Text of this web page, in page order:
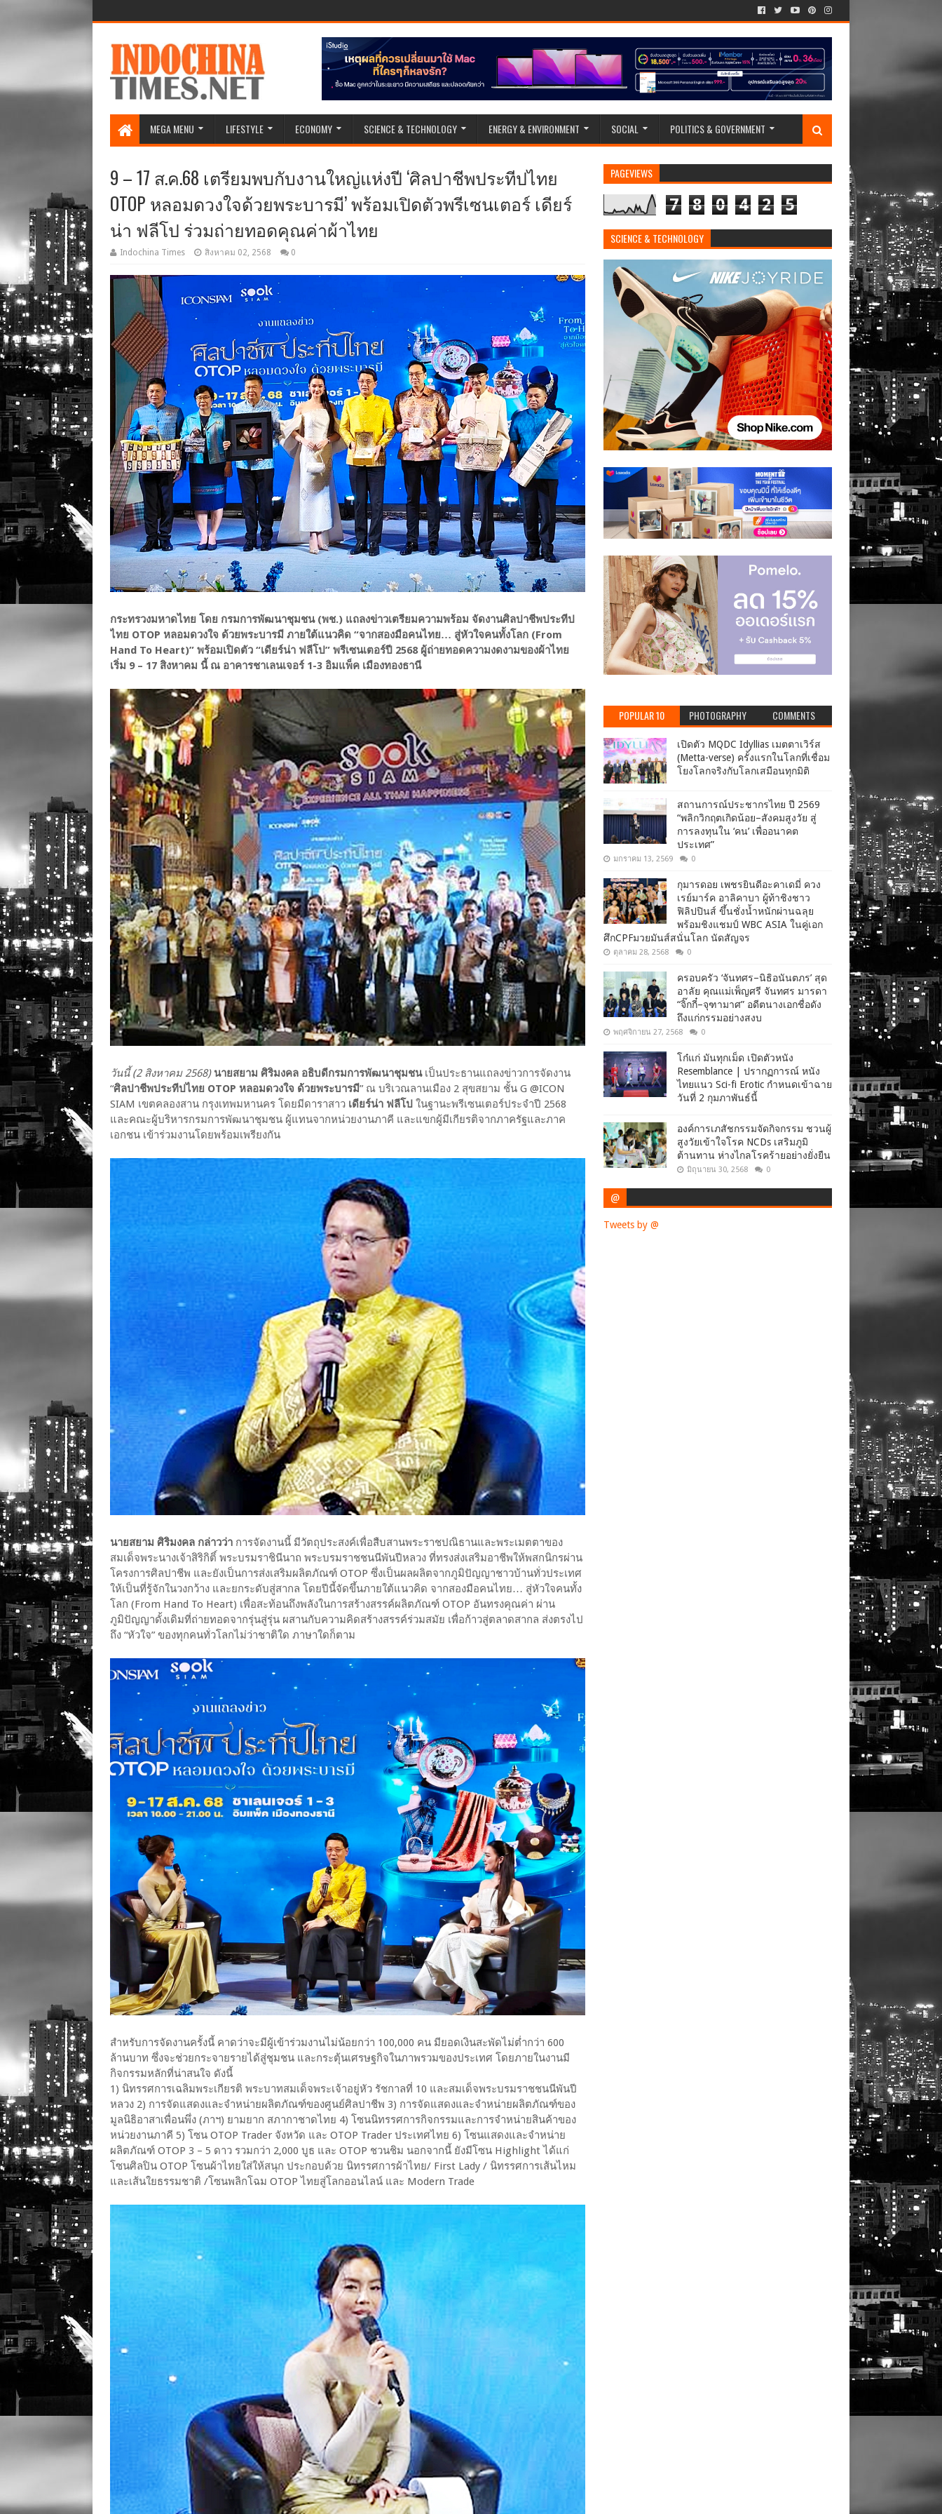
MEGA MENU LIFESTYLE ECONOMY SCIENCE & TECHNOLOGY ENERGY & ENVIRONMENT SOCIAL POLITICS & GOVERNMENT
9 – 17 ส.ค.68 เตรียมพบกับงานใหญ่แห่งปี ‘ศิลปาชีพประทีปไทย
OTOP หลอมดวงใจด้วยพระบารมี’ พร้อมเปิดตัวพรีเซนเตอร์ เดียร์
น่า ฟลีโป ร่วมถ่ายทอดคุณค่าผ้าไทย
Indochina Times สิงหาคม 02, 2568 0
กระทรวงมหาดไทย โดย กรมการพัฒนาชุมชน (พช.) แถลงข่าวเตรียมความพร้อม จัดงานศิลปาชีพประทีป
ไทย OTOP หลอมดวงใจ ด้วยพระบารมี ภายใต้แนวคิด “จากสองมือคนไทย… สู่หัวใจคนทั้งโลก (From
Hand To Heart)” พร้อมเปิดตัว “เดียร์น่า ฟลีโป” พรีเซนเตอร์ปี 2568 ผู้ถ่ายทอดความงดงามของผ้าไทย
เริ่ม 9 – 17 สิงหาคม นี้ ณ อาคารชาเลนเจอร์ 1-3 อิมแพ็ค เมืองทองธานี
วันนี้ (2 สิงหาคม 2568) นายสยาม ศิริมงคล อธิบดีกรมการพัฒนาชุมชนเป็นประธานแถลงข่าวการจัดงาน
“ศิลปาชีพประทีปไทย OTOP หลอมดวงใจ ด้วยพระบารมี” ณ บริเวณลานเมือง 2 สุขสยาม ชั้น G @ICON
SIAM เขตคลองสาน กรุงเทพมหานคร โดยมีดาราสาว เดียร์น่า ฟลีโป ในฐานะพรีเซนเตอร์ประจำปี 2568
และคณะผู้บริหารกรมการพัฒนาชุมชน ผู้แทนจากหน่วยงานภาคี และแขกผู้มีเกียรติจากภาครัฐและภาค
เอกชน เข้าร่วมงานโดยพร้อมเพรียงกัน
นายสยาม ศิริมงคล กล่าวว่า การจัดงานนี้ มีวัตถุประสงค์เพื่อสืบสานพระราชปณิธานและพระเมตตาของ
สมเด็จพระนางเจ้าสิริกิติ์ พระบรมราชินีนาถ พระบรมราชชนนีพันปีหลวง ที่ทรงส่งเสริมอาชีพให้พสกนิกรผ่าน
โครงการศิลปาชีพ และยังเป็นการส่งเสริมผลิตภัณฑ์ OTOP ซึ่งเป็นผลผลิตจากภูมิปัญญาชาวบ้านทั่วประเทศ
ให้เป็นที่รู้จักในวงกว้าง และยกระดับสู่สากล โดยปีนี้จัดขึ้นภายใต้แนวคิด จากสองมือคนไทย… สู่หัวใจคนทั้ง
โลก (From Hand To Heart) เพื่อสะท้อนถึงพลังในการสร้างสรรค์ผลิตภัณฑ์ OTOP อันทรงคุณค่า ผ่าน
ภูมิปัญญาดั้งเดิมที่ถ่ายทอดจากรุ่นสู่รุ่น ผสานกับความคิดสร้างสรรค์ร่วมสมัย เพื่อก้าวสู่ตลาดสากล ส่งตรงไป
ถึง “หัวใจ” ของทุกคนทั่วโลกไม่ว่าชาติใด ภาษาใดก็ตาม
สำหรับการจัดงานครั้งนี้ คาดว่าจะมีผู้เข้าร่วมงานไม่น้อยกว่า 100,000 คน มียอดเงินสะพัดไม่ต่ำกว่า 600
ล้านบาท ซึ่งจะช่วยกระจายรายได้สู่ชุมชน และกระตุ้นเศรษฐกิจในภาพรวมของประเทศ โดยภายในงานมี
กิจกรรมหลักที่น่าสนใจ ดังนี้
1) นิทรรศการเฉลิมพระเกียรติ พระบาทสมเด็จพระเจ้าอยู่หัว รัชกาลที่ 10 และสมเด็จพระบรมราชชนนีพันปี
หลวง 2) การจัดแสดงและจำหน่ายผลิตภัณฑ์ของศูนย์ศิลปาชีพ 3) การจัดแสดงและจำหน่ายผลิตภัณฑ์ของ
มูลนิธิอาสาเพื่อนพึ่ง (ภาฯ) ยามยาก สภากาชาดไทย 4) โซนนิทรรศการกิจกรรมและการจำหน่ายสินค้าของ
หน่วยงานภาคี 5) โซน OTOP Trader จังหวัด และ OTOP Trader ประเทศไทย 6) โซนแสดงและจำหน่าย
ผลิตภัณฑ์ OTOP 3 – 5 ดาว รวมกว่า 2,000 บูธ และ OTOP ชวนชิม นอกจากนี้ ยังมีโซน Highlight ได้แก่
โซนศิลปิน OTOP โซนผ้าไทยใส่ให้สนุก ประกอบด้วย นิทรรศการผ้าไทย/ First Lady / นิทรรศการเส้นไหม
และเส้นใยธรรมชาติ /โซนพลิกโฉม OTOP ไทยสู่โลกออนไลน์ และ Modern Trade
PAGEVIEWS
7 8 0 4 2 5
SCIENCE & TECHNOLOGY
POPULAR 10 PHOTOGRAPHY COMMENTS
เปิดตัว MQDC Idyllias เมตตาเวิร์ส
(Metta-verse) ครั้งแรกในโลกที่เชื่อม
โยงโลกจริงกับโลกเสมือนทุกมิติ
สถานการณ์ประชากรไทย ปี 2569
“พลิกวิกฤตเกิดน้อย–สังคมสูงวัย สู่
การลงทุนใน ‘คน’ เพื่ออนาคต
ประเทศ”
มกราคม 13, 2569 0
กุมารดอย เพชรยินดีอะคาเดมี่ ควง
เรย์มาร์ค อาลิคาบา ผู้ท้าชิงชาว
ฟิลิปปินส์ ขึ้นชั่งน้ำหนักผ่านฉลุย
พร้อมชิงแชมป์ WBC ASIA ในคู่เอก
ศึกCPFมวยมันส์สนั่นโลก นัดสัญจร
ตุลาคม 28, 2568 0
ครอบครัว ‘จันทศร–นิธิอนันตภร’ สุด
อาลัย คุณแม่เพ็ญศรี จันทศร มารดา
“จิ๊กกี๋–จุฑามาศ” อดีตนางเอกชื่อดัง
ถึงแก่กรรมอย่างสงบ
พฤศจิกายน 27, 2568 0
โก๋แก่ มันทุกเม็ด เปิดตัวหนัง
Resemblance | ปรากฏการณ์ หนัง
ไทยแนว Sci-fi Erotic กำหนดเข้าฉาย
วันที่ 2 กุมภาพันธ์นี้
องค์การเภสัชกรรมจัดกิจกรรม ชวนผู้
สูงวัยเข้าใจโรค NCDs เสริมภูมิ
ต้านทาน ห่างไกลโรคร้ายอย่างยั่งยืน
มิถุนายน 30, 2568 0
@
Tweets by @